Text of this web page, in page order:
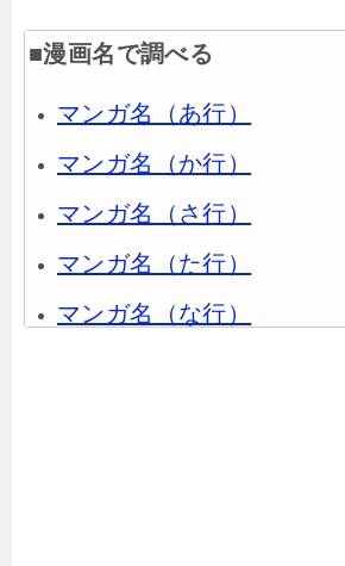
■漫画名で調べる
マンガ名（あ行）
マンガ名（か行）
マンガ名（さ行）
マンガ名（た行）
マンガ名（な行）